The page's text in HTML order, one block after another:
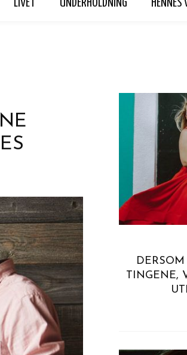
LIVET UNDERHOLDNING HENNES
TINGENE,